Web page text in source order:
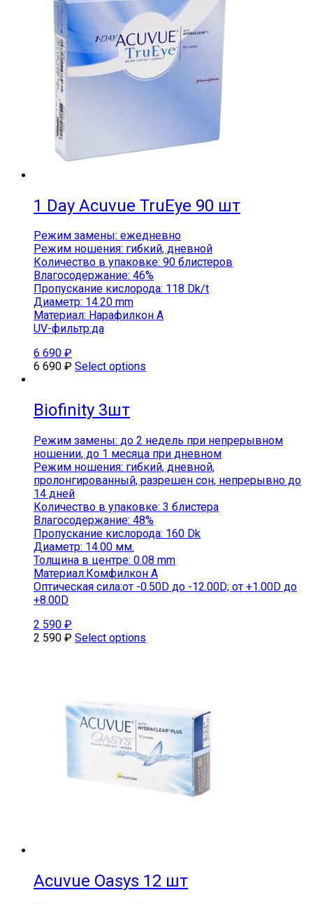
1 Day Acuvue TruEye 90 шт
Режим замены: ежедневно
Режим ношения: гибкий, дневной
Количество в упаковке: 90 блистеров
Влагосодержание: 46%
Пропускание кислорода: 118 Dk/t
Диаметр: 14.20 mm
Материал: Нарафилкон А
UV-фильтр:да
6 690 ₽
6 690 ₽ Select options
Biofinity 3шт
Режим замены: до 2 недель при непрерывном
ношении, до 1 месяца при дневном
Режим ношения: гибкий, дневной,
пролонгированный, разрешен сон, непрерывно до
14 дней
Количество в упаковке: 3 блистера
Влагосодержание: 48%
Пропускание кислорода: 160 Dk
Диаметр: 14.00 мм.
Толщина в центре: 0.08 mm
Материал:Комфилкон A
Оптическая сила:от -0.50D до -12.00D; от +1.00D до
+8.00D
2 590 ₽
2 590 ₽ Select options
Acuvue Oasys 12 шт